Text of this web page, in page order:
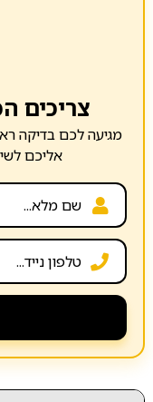
צריכים
מגיעה לכם בדיקה
אליכם